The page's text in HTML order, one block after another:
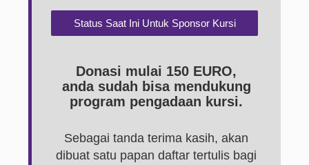
Status Saat Ini Untuk Sponsor Kursi
Donasi mulai 150 EURO,
anda sudah bisa mendukung
program pengadaan kursi.
Sebagai tanda terima kasih, akan
dibuat satu papan daftar tertulis bagi